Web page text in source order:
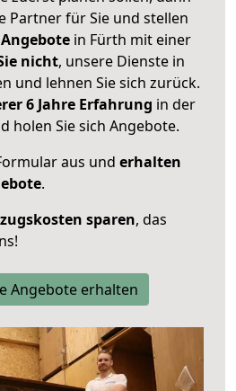
Partner für Sie und stellen
in Fürth mit einer
nicht, unsere Dienste in
und lehnen Sie sich zurück.
6 Jahre Erfahrung in der
holen Sie sich Angebote.
aus und erhalten
.
sparen, das
Angebote erhalten